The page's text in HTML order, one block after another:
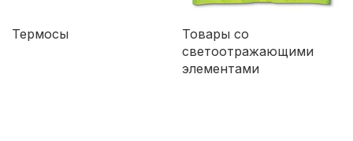
Термосы
Товары со
светоотражающими
элементами